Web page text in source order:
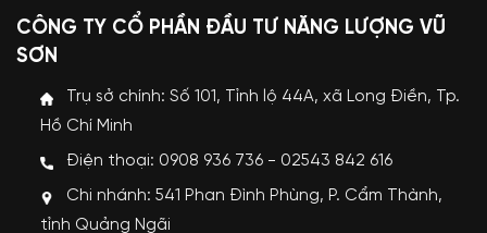
CÔNG TY CỔ PHẦN ĐẦU TƯ NĂNG LƯỢNG VŨ
SƠN
Trụ sở chính: Số 101, Tỉnh lộ 44A, xã Long Điền, Tp.
Hồ Chí Minh
Điện thoại: 0908 936 736 - 02543 842 616
Chi nhánh: 541 Phan Đình Phùng, P. Cẩm Thành,
tỉnh Quảng Ngãi